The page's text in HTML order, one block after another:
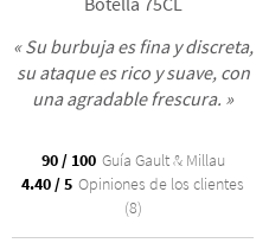
« Su burbuja es fina y discreta,
su ataque es rico y suave, con
una agradable frescura. »
90 / 100 Guía Gault & Millau
4.40 / 5 Opiniones de los clientes
(8)